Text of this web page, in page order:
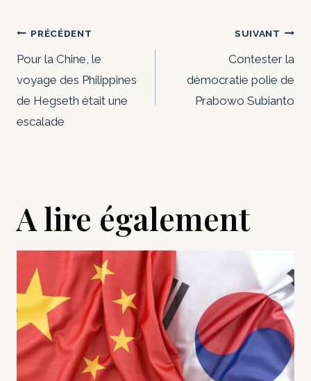
Navigation
de
l’article
PRÉCÉDENT
Pour la Chine, le
voyage des Philippines
de Hegseth était une
escalade
SUIVANT
Contester la
démocratie polie de
Prabowo Subianto
A lire également